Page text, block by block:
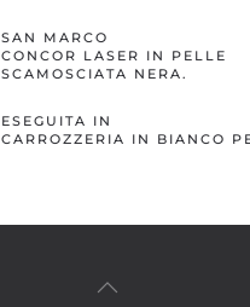
SAN MARCO
CONCOR LASER IN PELLE
SCAMOSCIATA NERA.
ESEGUITA IN
CARROZZERIA IN BIANCO